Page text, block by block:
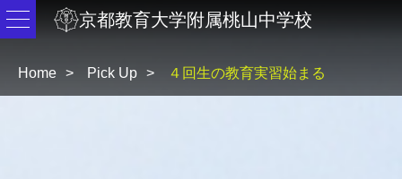
京都教育大学附属桃山中学校
Home Pick Up ４回生の教育実習始まる